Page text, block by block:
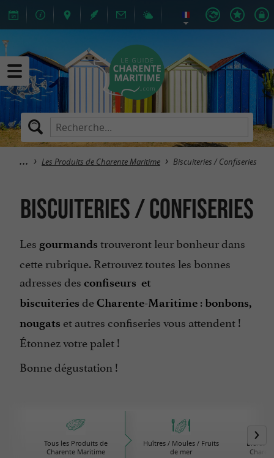
Les Produits de Charente Maritime Biscuiteries / Confiseries
Biscuiteries / Confiseries
Les gourmands trouveront leur bonheur dans
cette rubrique. Retrouvez toutes les bonnes
adresses des confiseurs et
biscuiteries deCharente-Maritime :bonbons,
nougats et autres confiseries vous attendent !
Étonnez votre palet !
Bonne dégustation !
Tous les Produits de
Charente Maritime
Huîtres / Moules / Fruits
de mer
Bières /